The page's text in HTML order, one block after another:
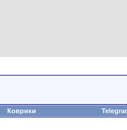
Коврики